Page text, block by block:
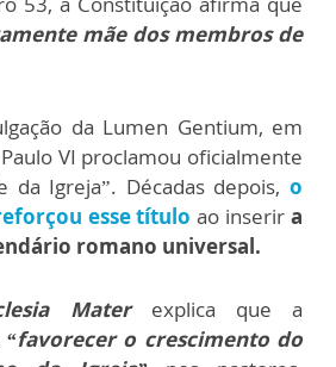
mãe dos membros de
da Lumen Gentium, em
VI proclamou oficialmente
da Igreja”. Décadas depois,o
esse título ao inserira
romano universal.
Materexplica que a
“favorecer o crescimento do